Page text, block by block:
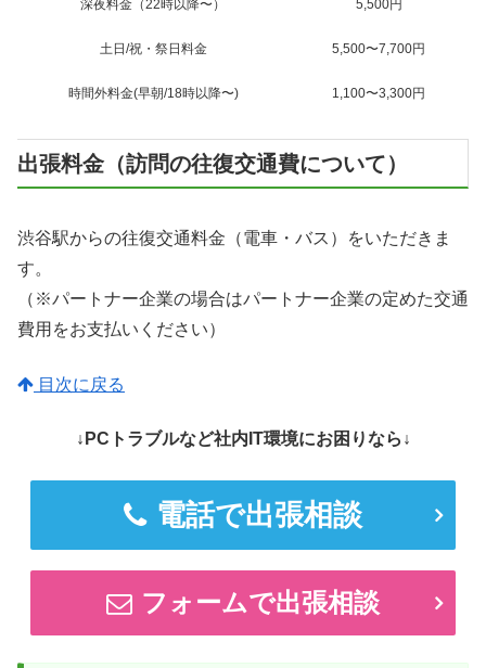
深夜料金（22時以降〜） 5,500円
土日/祝・祭日料金 5,500〜7,700円
時間外料金(早朝/18時以降〜) 1,100〜3,300円
出張料金（訪問の往復交通費について）
渋谷駅からの往復交通料金（電車・バス）をいただきま
す。
（※パートナー企業の場合はパートナー企業の定めた交通
費用をお支払いください）
目次に戻る
↓PCトラブルなど社内IT環境にお困りなら↓
電話で出張相談
フォームで出張相談